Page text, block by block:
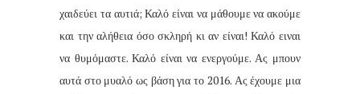
χαιδεύει τα αυτιά; Καλό είναι να μάθουμε να ακούμε
και την αλήθεια όσο σκληρή κι αν είναι! Καλό ειναι
να θυμόμαστε. Καλό είναι να ενεργούμε. Ας μπουν
αυτά στο μυαλό ως βάση για το 2016. Ας έχουμε μια